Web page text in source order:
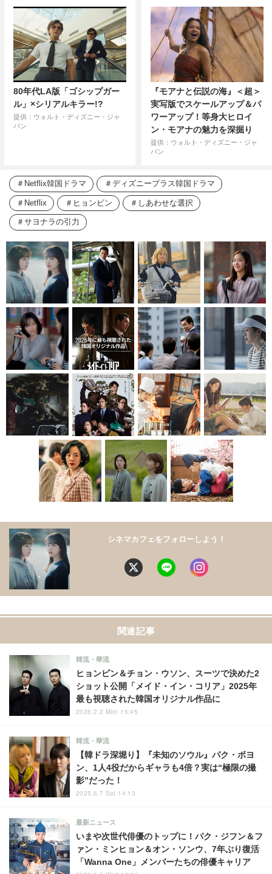
80年代LA版「ゴシップガー
ル」×シリアルキラー!?
提供：ウォルト・ディズニー・ジャ
パン
『モアナと伝説の海』＜超＞
実写版でスケールアップ＆パ
ワーアップ！等身大ヒロイ
ン・モアナの魅力を深掘り
提供：ウォルト・ディズニー・ジャ
パン
Netflix韓国ドラマ ディズニープラス韓国ドラマ
Netflix ヒョンビン しあわせな選択
サヨナラの引力
シネマカフェをフォローしよう！
関連記事
ヒョンビン＆チョン・ウソン、スーツで決めた2
ショット公開「メイド・イン・コリア」2025年
最も視聴された韓国オリジナル作品に
韓流・華流
2026.2.2 Mon 15:45
【韓ドラ深堀り】『未知のソウル』パク・ボヨ
ン、1人4役だからギャラも4倍？実は“極限の撮
影”だった！
韓流・華流
2025.6.7 Sat 14:13
いまや次世代俳優のトップに！パク・ジフン＆フ
ァン・ミンヒョン＆オン・ソンウ、7年ぶり復活
「Wanna One」メンバーたちの俳優キャリア
最新ニュース